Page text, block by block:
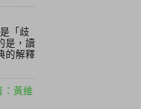
「歧
是，讀
的解釋
：黃維